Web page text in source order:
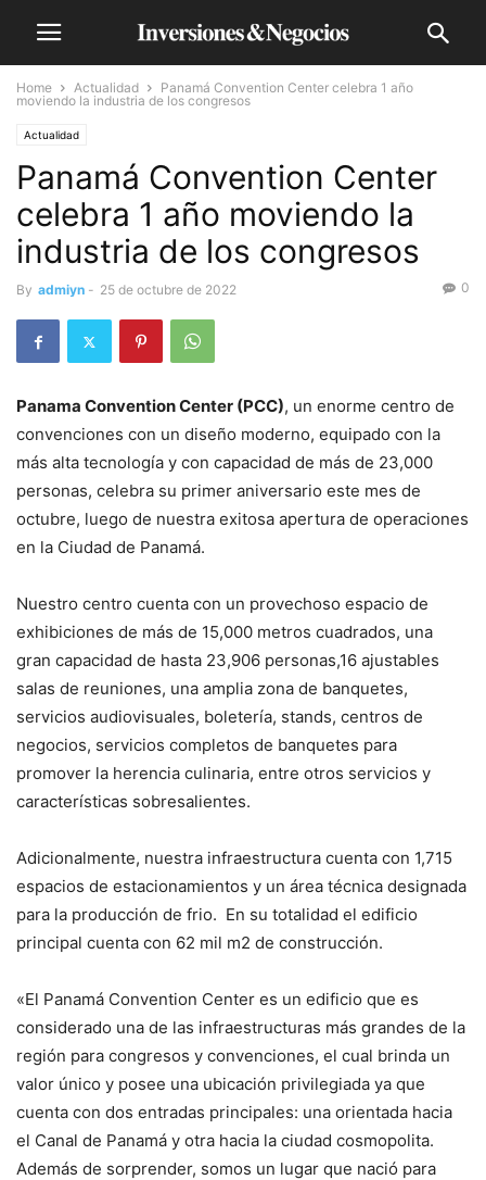
Home Actualidad
Panamá Convention Center celebra 1 año
moviendo la industria de los congresos
Actualidad
Panamá Convention Center
celebra 1 año moviendo la
industria de los congresos
By admiyn - 25 de octubre de 2022 0
Panama Convention Center (PCC), un enorme centro de
convenciones con un diseño moderno, equipado con la
más alta tecnología y con capacidad de más de 23,000
personas, celebra su primer aniversario este mes de
octubre, luego de nuestra exitosa apertura de operaciones
en la Ciudad de Panamá.
Nuestro centro cuenta con un provechoso espacio de
exhibiciones de más de 15,000 metros cuadrados, una
gran capacidad de hasta 23,906 personas,16 ajustables
salas de reuniones, una amplia zona de banquetes,
servicios audiovisuales, boletería, stands, centros de
negocios, servicios completos de banquetes para
promover la herencia culinaria, entre otros servicios y
características sobresalientes.
Adicionalmente, nuestra infraestructura cuenta con 1,715
espacios de estacionamientos y un área técnica designada
para la producción de frio. En su totalidad el edificio
principal cuenta con 62 mil m2 de construcción.
«El Panamá Convention Center es un edificio que es
considerado una de las infraestructuras más grandes de la
región para congresos y convenciones, el cual brinda un
valor único y posee una ubicación privilegiada ya que
cuenta con dos entradas principales: una orientada hacia
el Canal de Panamá y otra hacia la ciudad cosmopolita.
Además de sorprender, somos un lugar que nació para